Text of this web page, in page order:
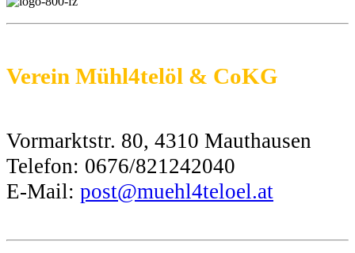
Verein Mühl4telöl & CoKG
Vormarktstr. 80, 4310 Mauthausen
Telefon: 0676/821242040
E-Mail: post@muehl4teloel.at